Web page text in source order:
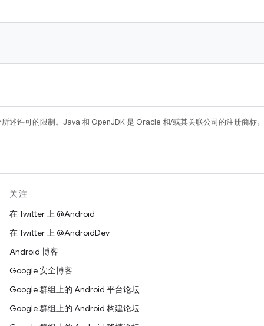
所述许可的限制。Java 和 OpenJDK 是 Oracle 和/或其关联公司的注册商标。
关注
在 Twitter 上 @Android
在 Twitter 上 @AndroidDev
Android 博客
Google 安全博客
Google 群组上的 Android 平台论坛
Google 群组上的 Android 构建论坛